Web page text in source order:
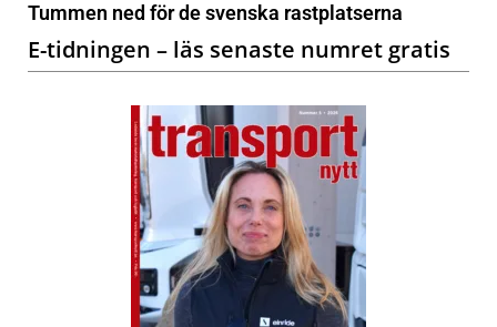
Tummen ned för de svenska rastplatserna
E-tidningen – läs senaste numret gratis